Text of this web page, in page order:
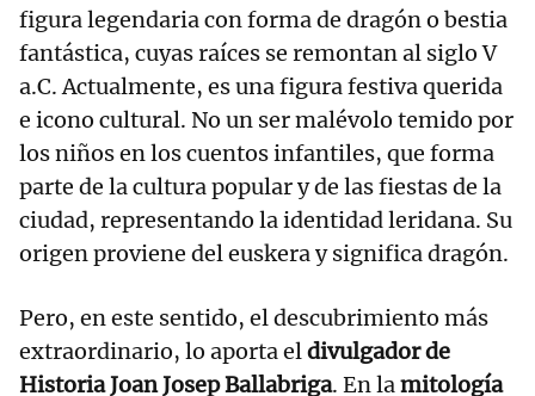
figura legendaria con forma de dragón o bestia
fantástica, cuyas raíces se remontan al siglo V
a.C. Actualmente, es una figura festiva querida
e icono cultural. No un ser malévolo temido por
los niños en los cuentos infantiles, que forma
parte de la cultura popular y de las fiestas de la
ciudad, representando la identidad leridana. Su
origen proviene del euskera y significa dragón.
Pero, en este sentido, el descubrimiento más
extraordinario, lo aporta eldivulgador de
Historia Joan Josep Ballabriga. En lamitología